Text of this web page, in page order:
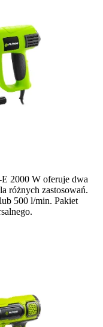
2000 W oferuje dwa
różnych zastosowań.
500 l/min. Pakiet